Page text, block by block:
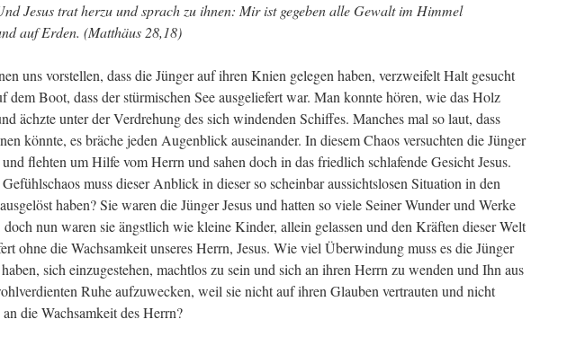
Jesus trat herzu und sprach zu ihnen: Mir ist gegeben alle Gewalt im Himmel
auf Erden. (Matthäus 28,18)
uns vorstellen, dass die Jünger auf ihren Knien gelegen haben, verzweifelt Halt gesucht
dem Boot, dass der stürmischen See ausgeliefert war. Man konnte hören, wie das Holz
ächzte unter der Verdrehung des sich windenden Schiffes. Manches mal so laut, dass
könnte, es bräche jeden Augenblick auseinander. In diesem Chaos versuchten die Jünger
flehten um Hilfe vom Herrn und sahen doch in das friedlich schlafende Gesicht Jesus.
muss dieser Anblick in dieser so scheinbar aussichtslosen Situation in den
haben? Sie waren die Jünger Jesus und hatten so viele Seiner Wunder und Werke
doch nun waren sie ängstlich wie kleine Kinder, allein gelassen und den Kräften dieser Welt
ohne die Wachsamkeit unseres Herrn, Jesus. Wie viel Überwindung muss es die Jünger
sich einzugestehen, machtlos zu sein und sich an ihren Herrn zu wenden und Ihn aus
Ruhe aufzuwecken, weil sie nicht auf ihren Glauben vertrauten und nicht
die Wachsamkeit des Herrn?